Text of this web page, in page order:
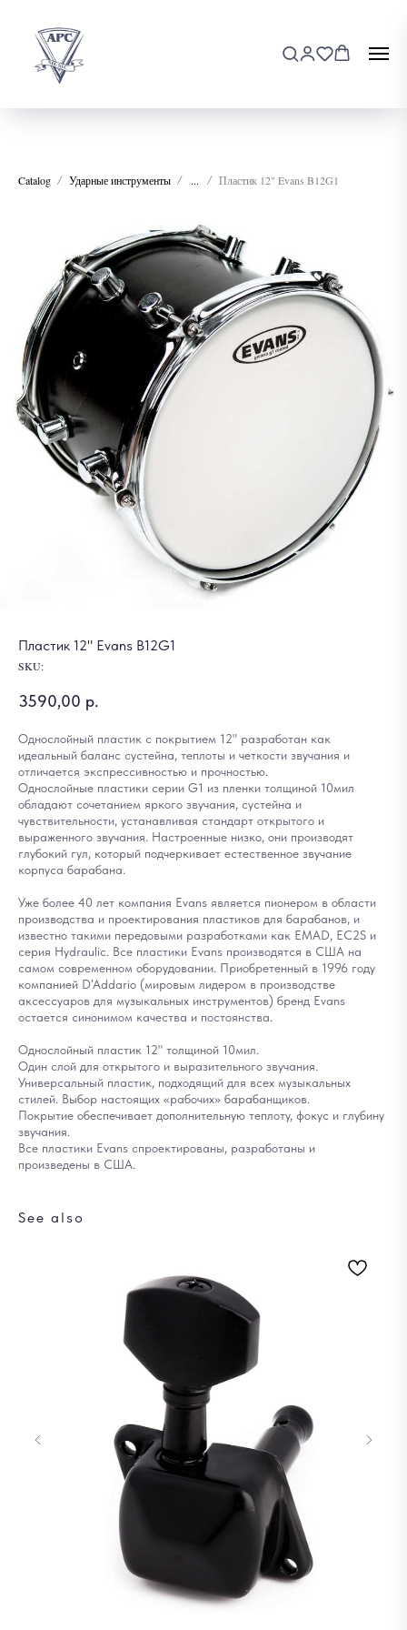
Catalog Ударные инструменты ... Пластик 12" Evans B12G1
Пластик 12" Evans B12G1
SKU:
3590,00 р.
Однослойный пластик с покрытием 12" разработан как
идеальный баланс сустейна, теплоты и четкости звучания и
отличается экспрессивностью и прочностью.
Однослойные пластики серии G1 из пленки толщиной 10мил
обладают сочетанием яркого звучания, сустейна и
чувствительности, устанавливая стандарт открытого и
выраженного звучания. Настроенные низко, они производят
глубокий гул, который подчеркивает естественное звучание
корпуса барабана.
Уже более 40 лет компания Evans является пионером в области
производства и проектирования пластиков для барабанов, и
известно такими передовыми разработками как EMAD, EC2S и
серия Hydraulic. Все пластики Evans производятся в США на
самом современном оборудовании. Приобретенный в 1996 году
компанией D’Addario (мировым лидером в производстве
аксессуаров для музыкальных инструментов) бренд Evans
остается синонимом качества и постоянства.
Однослойный пластик 12" толщиной 10мил.
Один слой для открытого и выразительного звучания.
Универсальный пластик, подходящий для всех музыкальных
стилей. Выбор настоящих «рабочих» барабанщиков.
Покрытие обеспечивает дополнительную теплоту, фокус и глубину
звучания.
Все пластики Evans спроектированы, разработаны и
произведены в США.
See also